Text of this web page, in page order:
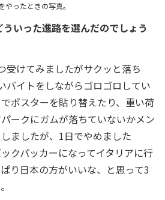
やったときの写真。
ういった進路を選んだのでしょう
受けてみましたがサクッと落ち
バイトをしながらゴロゴロしてい
ポスターを貼り替えたり、重い荷
ークにガムが落ちていないかメン
ましたが、1日でやめました
クパッカーになってイタリアに行
り日本の方がいいな、と思って3